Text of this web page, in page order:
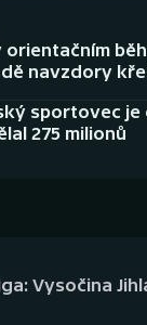
orientačním
navzdory
sportovec
275 milionů
Vysočina